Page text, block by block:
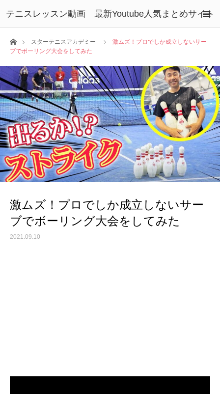
テニスレッスン動画 最新Youtube人気まとめサイト
ホームスターテニスアカデミー
激ムズ！プロでしか成立しないサー
ブでボーリング大会をしてみた
激ムズ！プロでしか成立しないサー
ブでボーリング大会をしてみた
2021.09.10